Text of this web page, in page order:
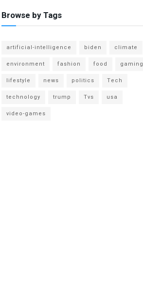
Browse by Tags
artificial-intelligence biden
climate
environment
fashion food
gaming
lifestyle
news politics
Tech
technology
trump Tvs
usa
video-games